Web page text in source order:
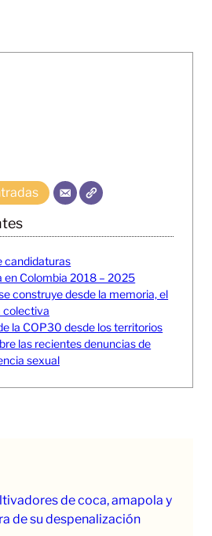
candidaturas
en Colombia 2018 – 2025
construye desde la memoria, el
colectiva
la COP30 desde los territorios
las recientes denuncias de
sexual
de coca, amapola y
de su despenalización